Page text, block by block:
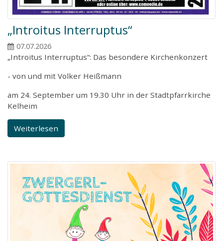
„Introitus Interruptus“
07.07.2026
„Introitus Interruptus“: Das besondere Kirchenkonzert
- von und mit Volker Heißmann
am 24. September um 19.30 Uhr in der Stadtpfarrkirche
Kelheim
Weiterlesen